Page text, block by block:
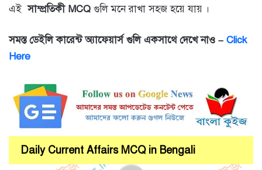
এইসাম্প্রতিকী MCQ গুলি মনে রাখা সহজ হয়ে যায় ।
সমস্ত ডেইলি কারেন্ট অ্যাফেয়ার্স গুলি একসাথে দেখে নাও – Click
Here
Daily Current Affairs MCQ in Bengali